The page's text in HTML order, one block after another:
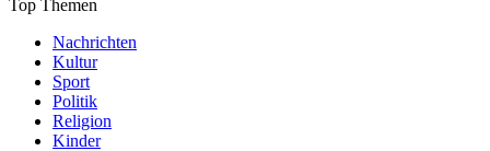
Top Themen
Nachrichten
Kultur
Sport
Politik
Religion
Kinder